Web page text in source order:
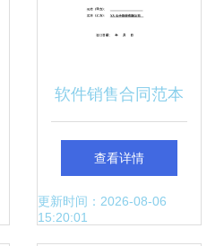
软件销售合同范本
模板
查看详情
更新时间：2026-08-06
15:20:01